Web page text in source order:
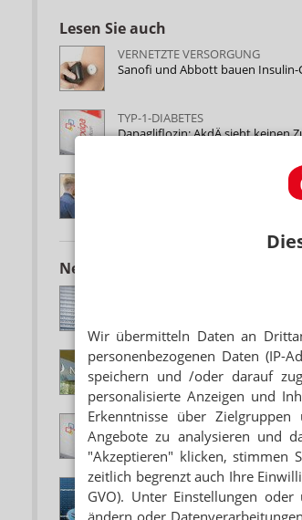
Wir übermitteln Daten an
personenbezogenen Daten (IP-
speichern und /oder darauf
personalisierte Anzeigen und
Erkenntnisse über
Angebote zu analysieren und
"Akzeptieren" klicken, stimmen
zeitlich begrenzt auch Ihre
GVO). Unter Einstellungen
Lesen Sie auch
VERNETZTE VERSORGUNG
Sanofi und Abbott bauen Insulin-
TYP-1-DIABETES
Dapagliflozin: AkdÄ sieht keinen
KRITISCHE PATIENTENGRUPPEN
Neuere Artikel zum Thema
SPINALE MUSKELATROPHIE
Rückschlag für Novartis: Studie
TYP-1-DIABETES
G-BA: Zusatznutzen von
FORSCHUNG
Ewig jung mit Metformin und